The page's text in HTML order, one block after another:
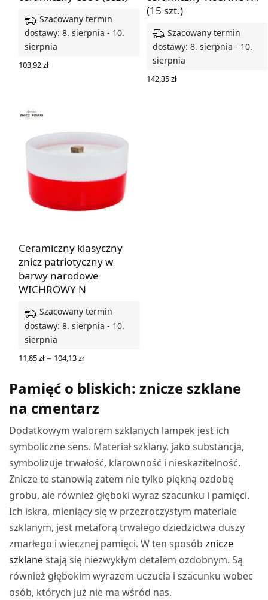
Szacowany termin
dostawy: 8. sierpnia - 10.
sierpnia
103,92zł
(15 szt.)
Szacowany termin
dostawy: 8. sierpnia - 10.
sierpnia
142,35zł
Ceramiczny klasyczny
znicz patriotyczny w
barwy narodowe
WICHROWY N
Szacowany termin
dostawy: 8. sierpnia - 10.
sierpnia
11,85zł – 104,13złZakres
do
104,13 zł
Pamięć o bliskich: znicze szklane
na cmentarz
Dodatkowym walorem szklanych lampek jest ich
symboliczne sens. Materiał szklany, jako substancja,
symbolizuje trwałość, klarowność i nieskazitelność.
Znicze te stanowią zatem nie tylko piękną ozdobę
grobu, ale również głęboki wyraz szacunku i pamięci.
Ich iskra, mieniący się w przezroczystym materiale
szklanym, jest metaforą trwałego dziedzictwa duszy
zmarłego i wiecznej pamięci. W ten sposóbznicze
szklanestają się niezwykłym detalem ozdobnym. Są
również głębokim wyrazem uczucia i szacunku wobec
osób, których już nie ma wśród nas.